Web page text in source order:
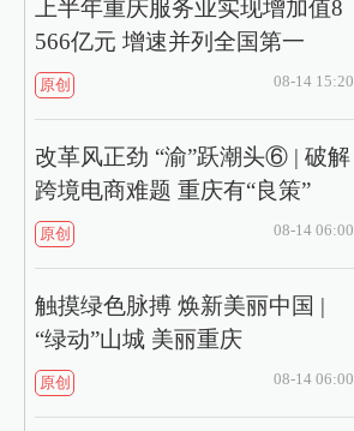
上半年重庆服务业实现增加值8
566亿元 增速并列全国第一
原创 08-14 15:20
改革风正劲 “渝”跃潮头⑥ | 破解
跨境电商难题 重庆有“良策”
原创 08-14 06:00
触摸绿色脉搏 焕新美丽中国 |
“绿动”山城 美丽重庆
原创 08-14 06:00